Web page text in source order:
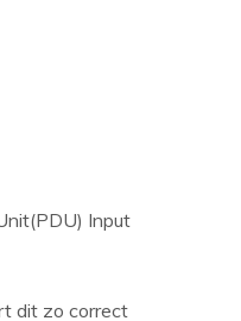
Input
dit zo correct